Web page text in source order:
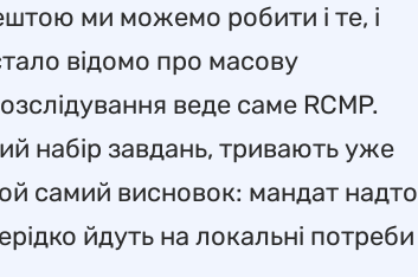
ми можемо робити і те, і
відомо про масову
веде саме RCMP.
набір завдань, тривають уже
самий висновок: мандат надто
йдуть на локальні потреби